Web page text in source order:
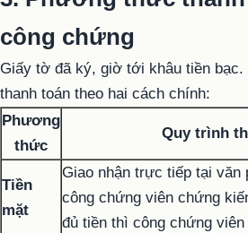
công chứng
Giấy tờ đã ký, giờ tới khâu tiền bạc.
thanh toán theo hai cách chính:
Phương
thức
Quy trình
Tiền
mặt
Giao nhận trực tiếp tại văn
công chứng viên chứng
đủ tiền thì công chứng